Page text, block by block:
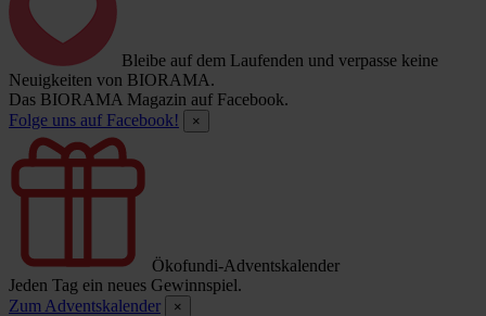
Bleibe auf dem Laufenden und verpasse keine
Neuigkeiten von BIORAMA.
Das BIORAMA Magazin auf Facebook.
Folge uns auf Facebook!
×
Ökofundi-Adventskalender
Jeden Tag ein neues Gewinnspiel.
Zum Adventskalender
×